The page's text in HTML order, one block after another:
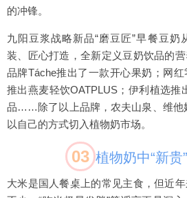
的冲锋。
九阳豆浆战略新品“磨豆匠”早餐豆奶
装、匠心打造，全新定义豆奶饮品的
品牌Táche推出了一款开心果奶；网
推出燕麦轻饮OATPLUS；伊利植选推
品……除了以上品牌，农夫山泉、维他
以自己的方式切入植物奶市场。
03 植物奶中“新
大米是国人餐桌上的常见主食，但近